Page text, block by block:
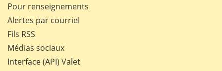
Pour renseignements
Alertes par courriel
Fils RSS
Médias sociaux
Interface (API) Valet